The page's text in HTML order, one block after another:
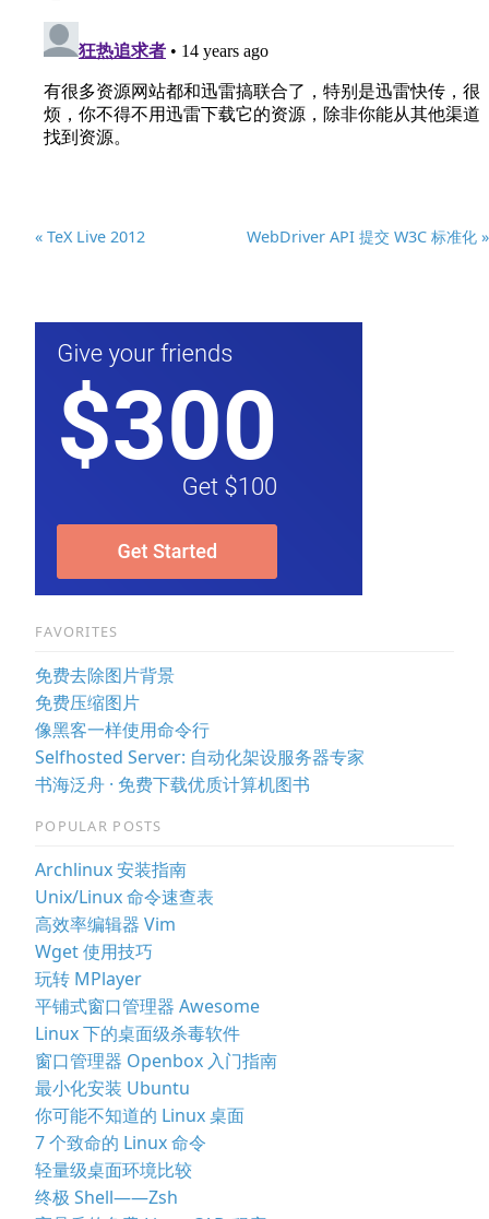
« TeX Live 2012 WebDriver API 提交 W3C 标准化 »
FAVORITES
免费去除图片背景
免费压缩图片
像黑客一样使用命令行
Selfhosted Server: 自动化架设服务器专家
书海泛舟 · 免费下载优质计算机图书
POPULAR POSTS
Archlinux 安装指南
Unix/Linux 命令速查表
高效率编辑器 Vim
Wget 使用技巧
玩转 MPlayer
平铺式窗口管理器 Awesome
Linux 下的桌面级杀毒软件
窗口管理器 Openbox 入门指南
最小化安装 Ubuntu
你可能不知道的 Linux 桌面
7 个致命的 Linux 命令
轻量级桌面环境比较
终极 Shell——Zsh